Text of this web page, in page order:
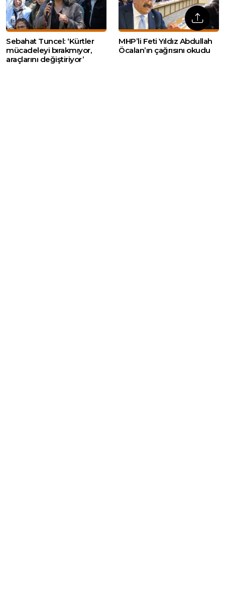
Sebahat Tuncel: ‘Kürtler
mücadeleyi bırakmıyor,
araçlarını değiştiriyor’
MHP’li Feti Yıldız Abdullah
Öcalan’ın çağrısını okudu